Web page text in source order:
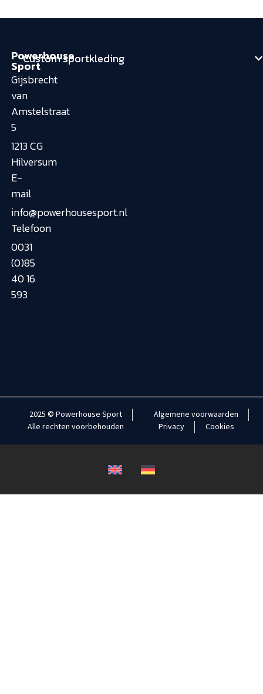
Powerhouse
Sport
Gijsbrecht
van
Amstelstraat
5
1213 CG
Hilversum
E-
mail
info@powerhousesport.nl
Telefoon
0031
(0)85
40 16
593
Custom sportkleding
2025 © Powerhouse Sport
Alle rechten voorbehouden
Algemene voorwaarden
Privacy
Cookies